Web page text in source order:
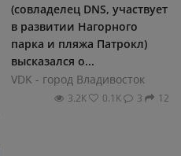
(совладелец DNS, участвует
в развитии Нагорного
парка и пляжа Патрокл)
высказался о...
VDK - город Владивосток
3.2К 0.1К 3 12